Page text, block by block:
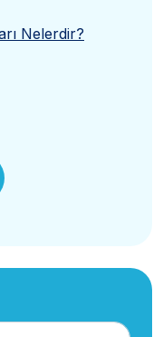
Nelerdir?